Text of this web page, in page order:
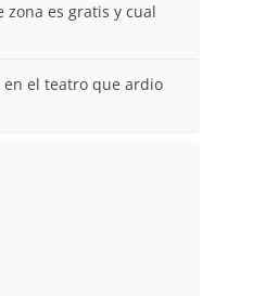
zona es gratis y cual
en el teatro que ardio